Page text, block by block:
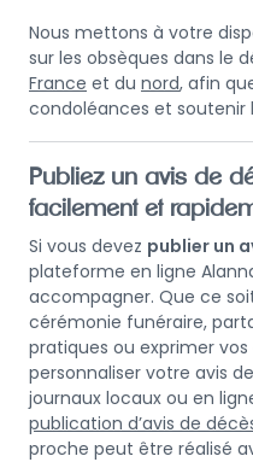
Nous mettons à votre
sur les obsèques dans le
France et du nord, afin
condoléances et soutenir
Publiez un avis de
facilement et
Si vous devez publier un
plateforme en ligne
accompagner. Que ce
cérémonie funéraire,
pratiques ou exprimer
personnaliser votre avis
journaux locaux ou en
publication d’avis de
proche peut être réalisé